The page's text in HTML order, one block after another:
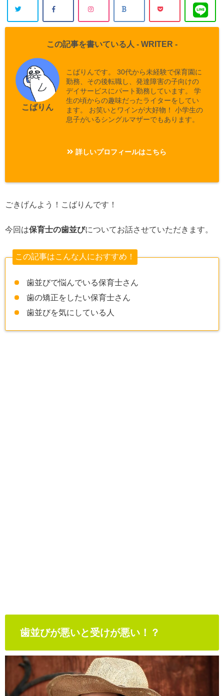
この記事を書いている人 - WRITER -
こばりん
こばりんです。 30代から未経験で保育園に
勤務、その後転職し、発達障害の子向けの
デイサービスにパート勤務しています。 学
生の頃からの趣味だったライターをしてい
ます。 お笑いとワインが大好物！ 小学生の
息子がいるシングルマザーでもあります。
詳しいプロフィールはこちら
ごきげんよう！こばりんです！
今回は保育士の歯並びについてお話させていただきます。
この記事はこんな人におすすめ！
歯並びで悩んでいる保育士さん
歯の矯正をしたい保育士さん
歯並びを気にしている人
歯並びが悪いと受けが悪い！？